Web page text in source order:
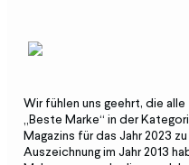
Wir fühlen uns geehrt, die alle
„Beste Marke“ in der
Magazins für das Jahr 2023
Auszeichnung im Jahr 2013